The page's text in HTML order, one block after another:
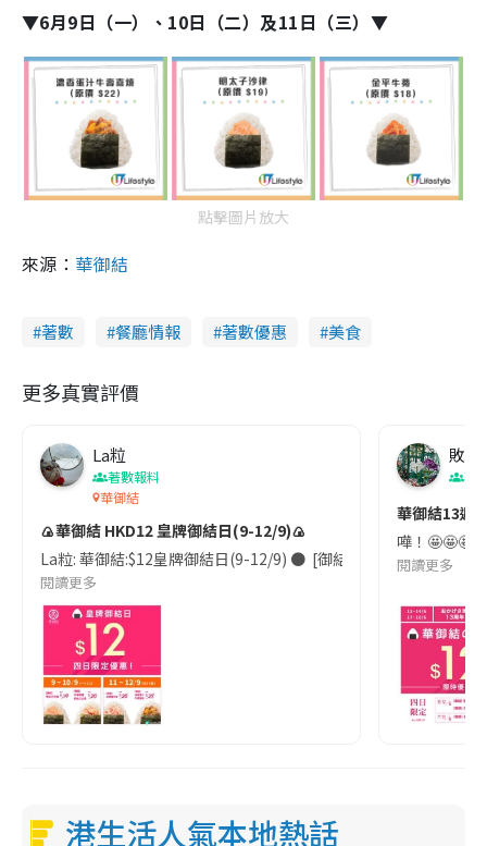
▼6月9日（一）、10日（二）及11日（三）▼
點擊圖片放大
來源： 華御結
著數 餐廳情報 著數優惠 美食
更多真實評價
La粒
著數報料
華御結
🍙華御結 HKD12 皇牌御結日(9-12/9)🍙
La粒: 華御結:$12皇牌御結日(9-12/9) ● ​ [御結]明太子沙律( 9
閱讀更多
敗家
著
華御結13週
嘩！🤩🤩🤩
閱讀更多
港生活人氣本地熱話